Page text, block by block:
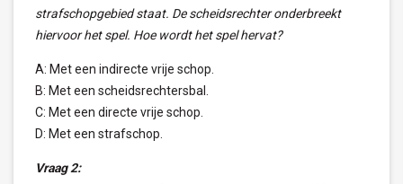
strafschopgebied staat. De scheidsrechter onderbreekt
hiervoor het spel. Hoe wordt het spel hervat?
A: Met een indirecte vrije schop.
B: Met een scheidsrechtersbal.
C: Met een directe vrije schop.
D: Met een strafschop.
Vraag 2: